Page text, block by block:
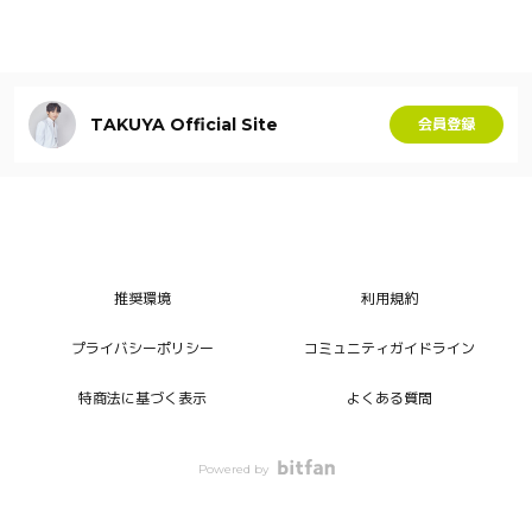
TAKUYA Official Site 会員登録
推奨環境 利用規約
プライバシーポリシー コミュニティガイドライン
特商法に基づく表示 よくある質問
Powered by